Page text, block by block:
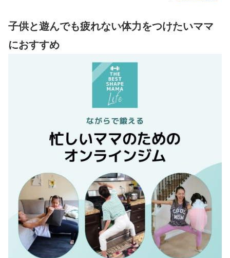
子供と遊んでも疲れない体力をつけたいママ
におすすめ